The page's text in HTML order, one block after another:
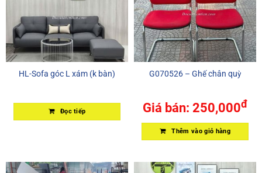
HL-Sofa góc L xám (k bàn)
Đọc tiếp
G070526 – Ghế chân quỳ
Giá bán: 250,000đ
Thêm vào giỏ hàng